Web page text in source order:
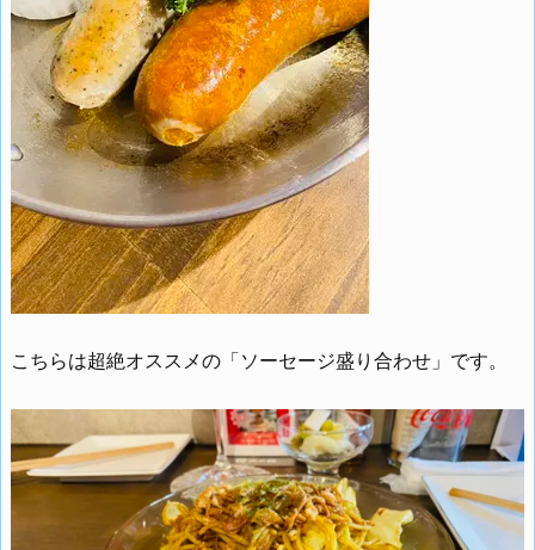
こちらは超絶オススメの「ソーセージ盛り合わせ」です。